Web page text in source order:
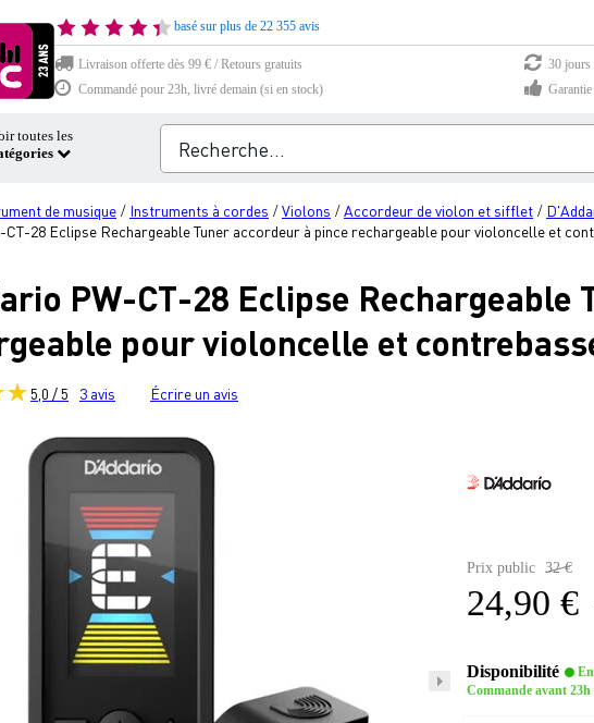
basé sur plus de 22 355 avis
Livraison offerte dès 99 € / Retours gratuits
30 jours
Commandé pour 23h, livré demain (si en stock)
toutes les
de musique / Instruments à cordes /Violons /Accordeur de violon et sifflet /
CT-28 Eclipse Rechargeable Tuner accordeur à pince rechargeable pour violoncelle et
PW-CT-28 Eclipse Rechargeable
pour violoncelle et
5,0 / 5 3 avis Écrire un avis
Prix public 32 €
24,90 €
Disponibilité
En
Commande avant